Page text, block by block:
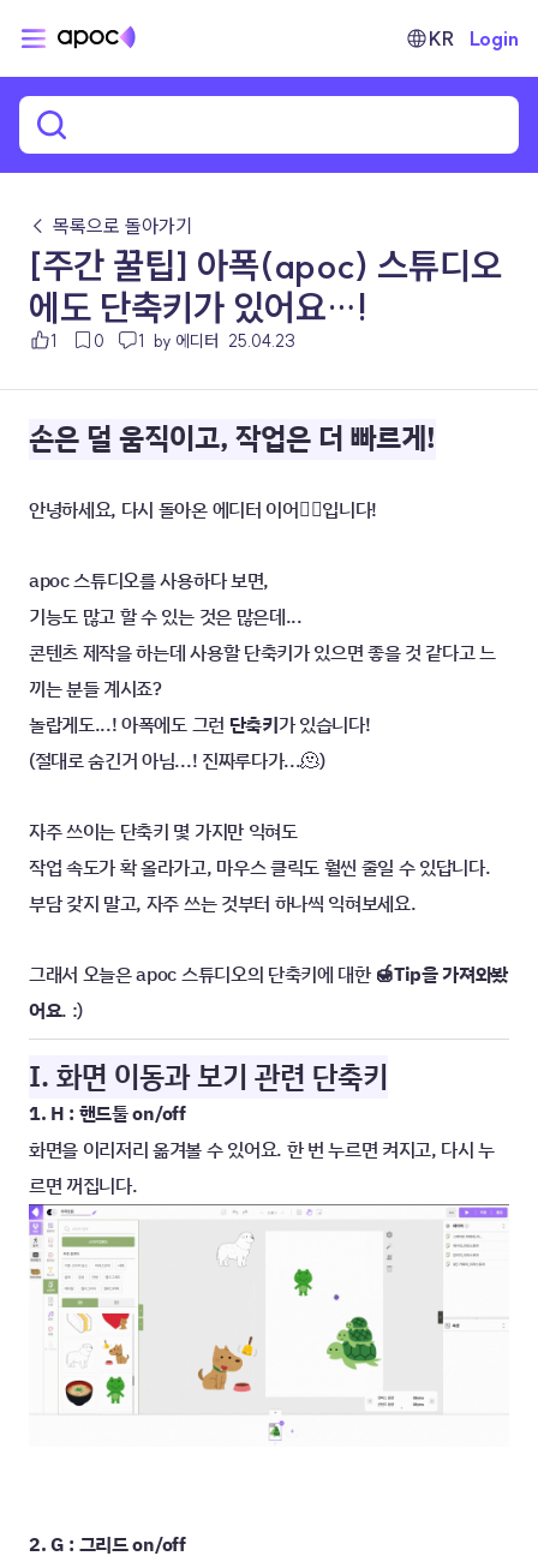
KR Login
← 목록으로 돌아가기
[주간 꿀팁] 아폭(apoc) 스튜디오
에도 단축키가 있어요…!
1 0 1 by 에디터 25.04.23
손은 덜 움직이고, 작업은 더 빠르게!
안녕하세요, 다시 돌아온 에디터 이어👂🏻입니다!
apoc 스튜디오를 사용하다 보면,
기능도 많고 할 수 있는 것은 많은데...
콘텐츠 제작을 하는데 사용할 단축키가 있으면 좋을 것 같다고 느
끼는 분들 계시죠?
놀랍게도...! 아폭에도 그런 단축키가 있습니다!
(절대로 숨긴거 아님...! 진짜루다가...🫠)
자주 쓰이는 단축키 몇 가지만 익혀도
작업 속도가 확 올라가고, 마우스 클릭도 훨씬 줄일 수 있답니다.
부담 갖지 말고, 자주 쓰는 것부터 하나씩 익혀보세요.
그래서 오늘은 apoc 스튜디오의 단축키에 대한 🍯Tip을 가져와봤
어요. :)
I. 화면 이동과 보기 관련 단축키
1. H : 핸드툴 on/off
화면을 이리저리 옮겨볼 수 있어요. 한 번 누르면 켜지고, 다시 누
르면 꺼집니다.
2. G : 그리드 on/off